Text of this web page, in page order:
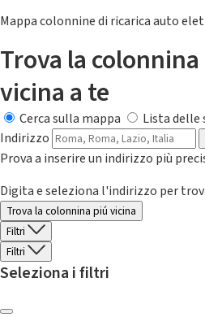
Mappa colonnine di ricarica auto
Trova la
vicina a te
Cerca sulla mappa
Lista delle
Indirizzo
Prova a inserire un indirizzo più
Digita e seleziona l'indirizzo per
Trova la colonnina piú vicina
Filtri
Filtri
Seleziona i filtri